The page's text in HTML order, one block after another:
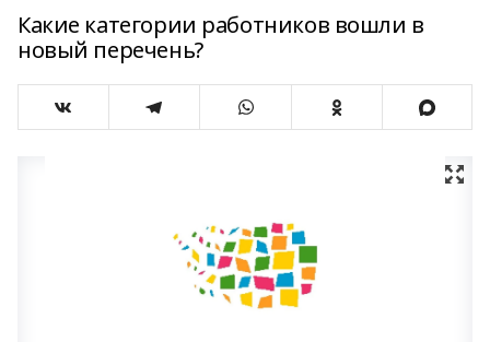
Какие категории работников вошли в
новый перечень?